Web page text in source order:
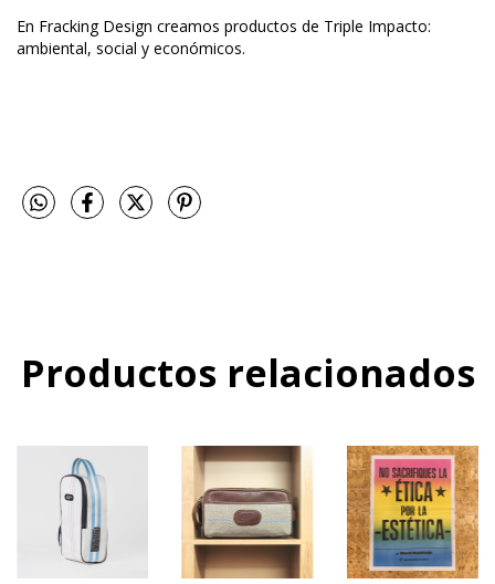
En Fracking Design creamos productos de Triple Impacto:
ambiental, social y económicos.
Productos relacionados